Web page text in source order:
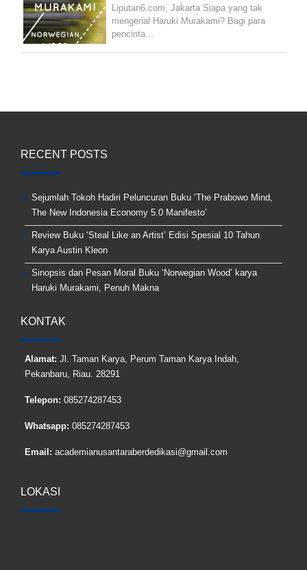
Liputan6.com, Jakarta Siapa yang tak
mengenal Haruki Murakami? Bagi para
pencinta…
RECENT POSTS
Sejumlah Tokoh Hadiri Peluncuran Buku ‘The Prabowo Mind,
The New Indonesia Economy 5.0 Manifesto’
Review Buku ‘Steal Like an Artist’ Edisi Spesial 10 Tahun
Karya Austin Kleon
Sinopsis dan Pesan Moral Buku ‘Norwegian Wood’ karya
Haruki Murakami, Penuh Makna
KONTAK
Alamat: Jl. Taman Karya, Perum Taman Karya Indah,
Pekanbaru, Riau. 28291
Telepon: 085274287453
Whatsapp: 085274287453
Email: academianusantaraberdedikasi@gmail.com
LOKASI